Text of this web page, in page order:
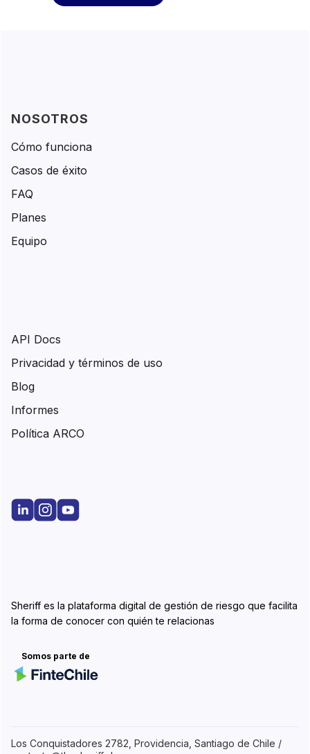
Sheriff es la plataforma digital de gestión de riesgo que facilita
la forma de conocer con quién te relacionas
Somos parte de
NOSOTROS
Cómo funciona
Casos de éxito
FAQ
Planes
Equipo
API Docs
Privacidad y términos de uso
Blog
Informes
Política ARCO
Los Conquistadores 2782, Providencia, Santiago de Chile /